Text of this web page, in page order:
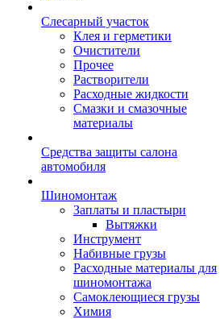
Слесарный участок
Клея и герметики
Очистители
Прочее
Растворители
Расходные жидкости
Смазки и смазочные
материалы
Средства защиты салона
автомобиля
Шиномонтаж
Заплаты и пластыри
Вытяжки
Инструмент
Набивные грузы
Расходные материалы для
шиномонтажа
Самоклеющиеся грузы
Химия